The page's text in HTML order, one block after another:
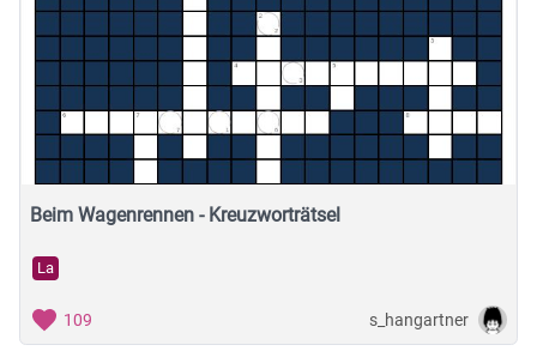
Beim Wagenrennen - Kreuzworträtsel
La
109 s_hangartner